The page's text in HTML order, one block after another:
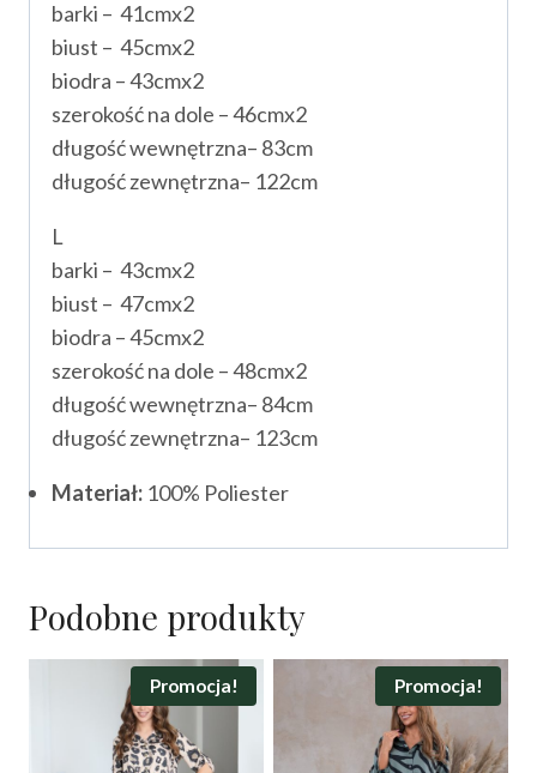
barki – 41cmx2
biust – 45cmx2
biodra – 43cmx2
szerokość na dole – 46cmx2
długość wewnętrzna– 83cm
długość zewnętrzna– 122cm
L
barki – 43cmx2
biust – 47cmx2
biodra – 45cmx2
szerokość na dole – 48cmx2
długość wewnętrzna– 84cm
długość zewnętrzna– 123cm
Materiał: 100% Poliester
Podobne produkty
Promocja! Promocja!